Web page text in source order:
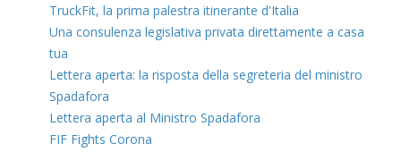
TruckFit, la prima palestra itinerante d'Italia
Una consulenza legislativa privata direttamente a casa
tua
Lettera aperta: la risposta della segreteria del ministro
Spadafora
Lettera aperta al Ministro Spadafora
FIF Fights Corona